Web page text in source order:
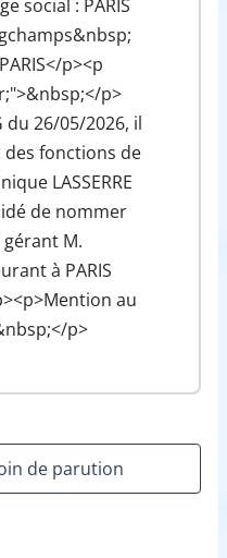
social : PARIS
p><p
p>
du 26/05/2026, il
des fonctions de
LASSERRE
de nommer
M.
à PARIS
au
p>
de parution